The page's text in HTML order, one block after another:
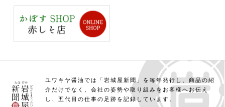
ユワキヤ醤油では「岩城屋新聞」を毎年発行し、商品の紹
介だけでなく、会社の姿勢や取り組みをお客様へお伝え
し、五代目の仕事の足跡を記録しています。